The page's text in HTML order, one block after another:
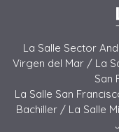
La Salle Sector
Virgen del Mar / La
San
La Salle San
Bachiller / La Salle